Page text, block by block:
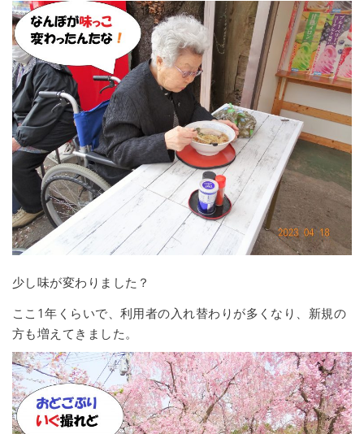
少し味が変わりました？
ここ1年くらいで、利用者の入れ替わりが多くなり、新規の
方も増えてきました。